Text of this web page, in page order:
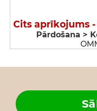
Cits aprīkojums
Pārdošana >